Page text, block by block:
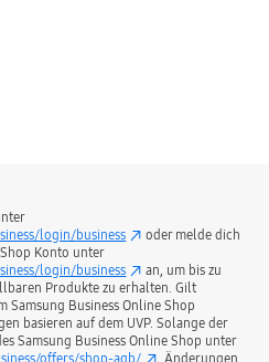
login/business
oder melde dich
Konto unter
login/business
an, um bis zu
Produkte zu erhalten. Gilt
Samsung Business Online Shop
basieren auf dem UVP. Solange der
Samsung Business Online Shop unter
offers/shop-agb/
. Änderungen